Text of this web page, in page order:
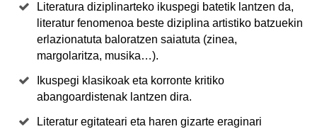
Literatura diziplinarteko ikuspegi batetik lantzen da,
literatur fenomenoa beste diziplina artistiko batzuekin
erlazionatuta baloratzen saiatuta (zinea,
margolaritza, musika…).
Ikuspegi klasikoak eta korronte kritiko
abangoardistenak lantzen dira.
Literatur egitateari eta haren gizarte eraginari